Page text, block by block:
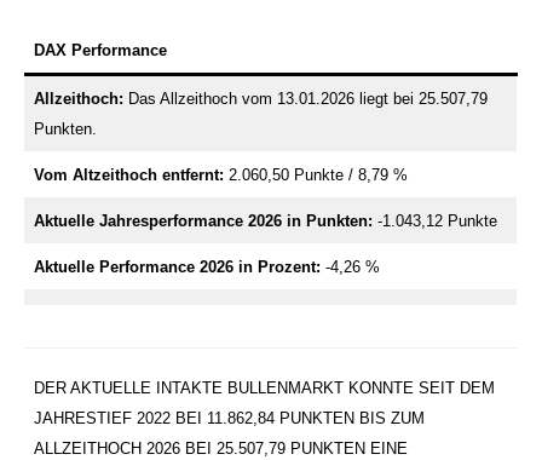
DAX Performance
Allzeithoch: Das Allzeithoch vom 13.01.2026 liegt bei 25.507,79
Punkten.
Vom Altzeithoch entfernt: 2.060,50 Punkte / 8,79 %
Aktuelle Jahresperformance 2026 in Punkten: -1.043,12 Punkte
Aktuelle Performance 2026 in Prozent: -4,26 %
DER AKTUELLE INTAKTE BULLENMARKT KONNTE SEIT DEM
JAHRESTIEF 2022 BEI 11.862,84 PUNKTEN BIS ZUM
ALLZEITHOCH 2026 BEI 25.507,79 PUNKTEN EINE